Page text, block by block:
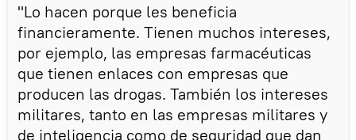
"Lo hacen porque les beneficia
financieramente. Tienen muchos intereses,
por ejemplo, las empresas farmacéuticas
que tienen enlaces con empresas que
producen las drogas. También los intereses
militares, tanto en las empresas militares y
de inteligencia como de seguridad que dan